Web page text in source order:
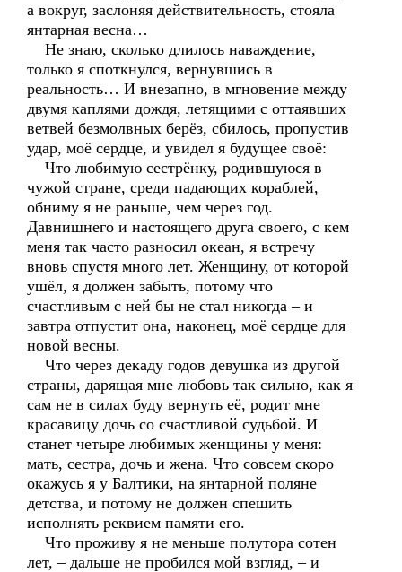
а вокруг, заслоняя действительность, стояла
янтарная весна…
Не знаю, сколько длилось наваждение,
только я споткнулся, вернувшись в
реальность… И внезапно, в мгновение между
двумя каплями дождя, летящими с оттаявших
ветвей безмолвных берёз, сбилось, пропустив
удар, моё сердце, и увидел я будущее своё:
Что любимую сестрёнку, родившуюся в
чужой стране, среди падающих кораблей,
обниму я не раньше, чем через год.
Давнишнего и настоящего друга своего, с кем
меня так часто разносил океан, я встречу
вновь спустя много лет. Женщину, от которой
ушёл, я должен забыть, потому что
счастливым с ней бы не стал никогда – и
завтра отпустит она, наконец, моё сердце для
новой весны.
Что через декаду годов девушка из другой
страны, дарящая мне любовь так сильно, как я
сам не в силах буду вернуть её, родит мне
красавицу дочь со счастливой судьбой. И
станет четыре любимых женщины у меня:
мать, сестра, дочь и жена. Что совсем скоро
окажусь я у Балтики, на янтарной поляне
детства, и потому не должен спешить
исполнять реквием памяти его.
Что проживу я не меньше полутора сотен
лет, – дальше не пробился мой взгляд, – и